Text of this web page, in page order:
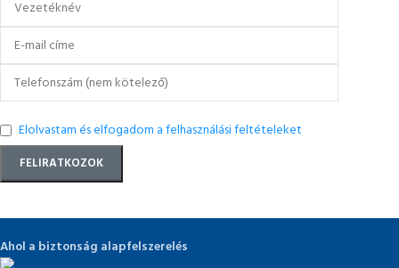
Elolvastam és elfogadom a felhasználási feltételeket
Ahol a biztonság alapfelszerelés